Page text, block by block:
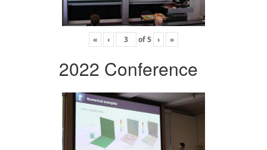
« ‹ of5 › »
2022 Conference